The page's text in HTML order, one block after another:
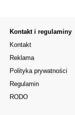
Kontakt i regulaminy
Kontakt
Reklama
Polityka prywatności
Regulamin
RODO